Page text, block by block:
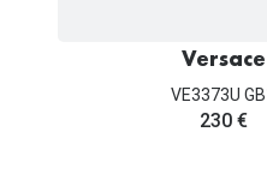
Versace
VE3373U
230 €